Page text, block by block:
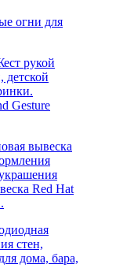
огни для
Gesture
Red Hat